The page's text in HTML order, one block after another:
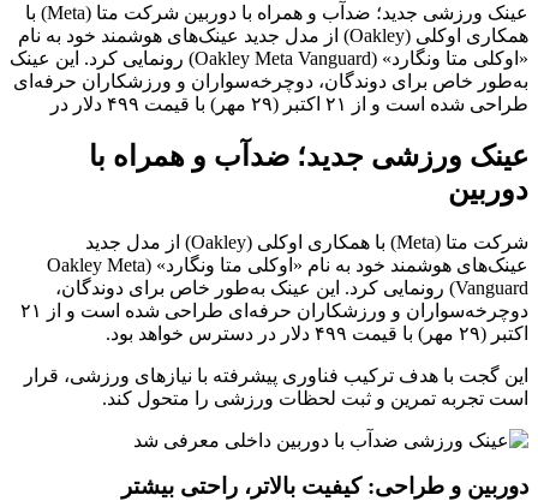
عینک ورزشی جدید؛ ضدآب و همراه با دوربین شرکت متا (Meta) با
همکاری اوکلی (Oakley) از مدل جدید عینک‌های هوشمند خود به نام
«اوکلی متا ونگارد» (Oakley Meta Vanguard) رونمایی کرد. این عینک
به‌طور خاص برای دوندگان، دوچرخه‌سواران و ورزشکاران حرفه‌ای
طراحی شده است و از ۲۱ اکتبر (۲۹ مهر) با قیمت ۴۹۹ دلار در
عینک ورزشی جدید؛ ضدآب و همراه با
دوربین
شرکت متا (Meta) با همکاری اوکلی (Oakley) از مدل جدید
عینک‌های هوشمند خود به نام «اوکلی متا ونگارد» (Oakley Meta
Vanguard) رونمایی کرد. این عینک به‌طور خاص برای دوندگان،
دوچرخه‌سواران و ورزشکاران حرفه‌ای طراحی شده است و از ۲۱
اکتبر (۲۹ مهر) با قیمت ۴۹۹ دلار در دسترس خواهد بود.
این گجت با هدف ترکیب فناوری پیشرفته با نیازهای ورزشی، قرار
است تجربه تمرین و ثبت لحظات ورزشی را متحول کند.
دوربین و طراحی: کیفیت بالاتر، راحتی بیشتر